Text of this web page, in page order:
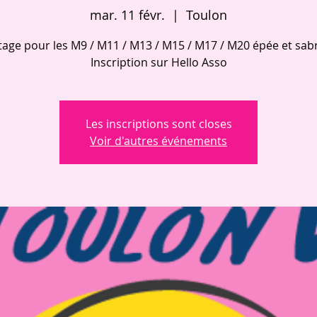
mar. 11 févr.
  |
Toulon
pour les M9 / M11 / M13 / M15 / M17 / M20 épée et
Inscription sur Hello Asso
Les inscriptions sont closes
Voir d'autres événements